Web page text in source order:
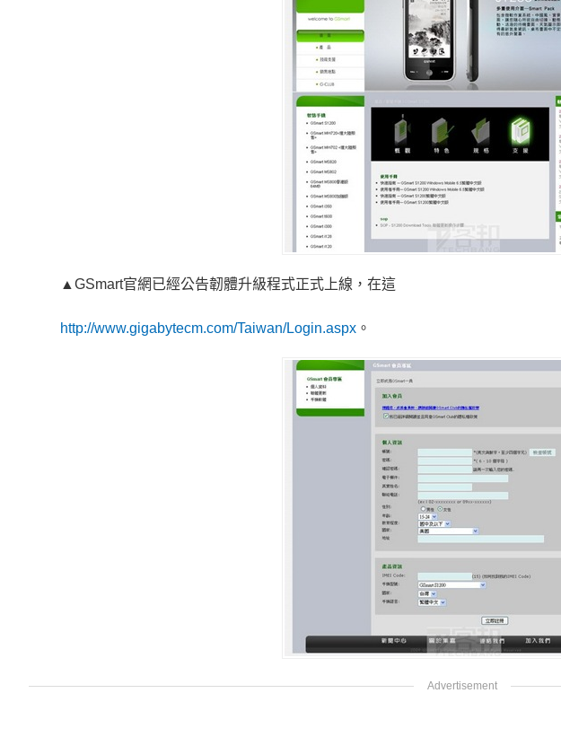
▲GSmart官網已經公告韌體升級程式正式上線，在這
http://www.gigabytecm.com/Taiwan/Login.aspx 。